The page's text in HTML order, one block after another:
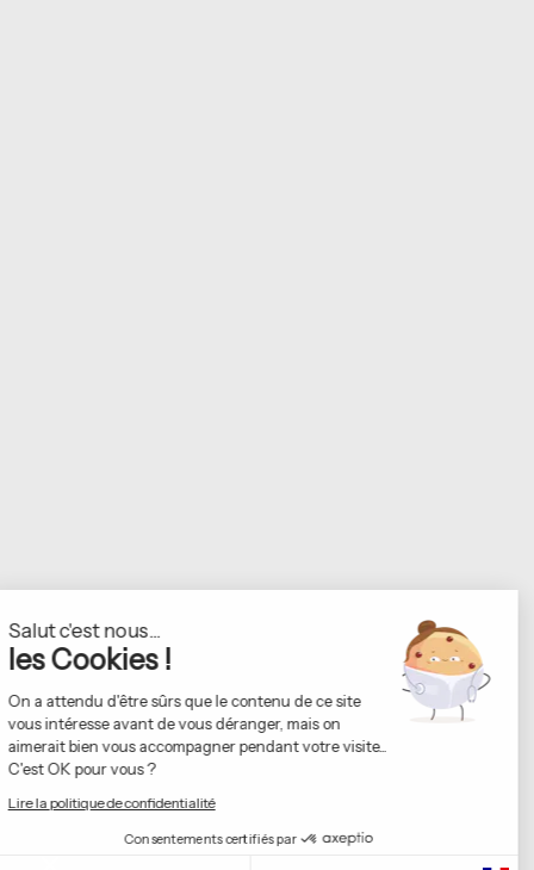
Salut c'est nous...
les Cookies !
On a attendu d'être sûrs que le contenu de ce site
vous intéresse avant de vous déranger, mais on
aimerait bien vous accompagner pendant votre visite...
C'est OK pour vous ?
Lire la politique de confidentialité
Consentements certifiés par